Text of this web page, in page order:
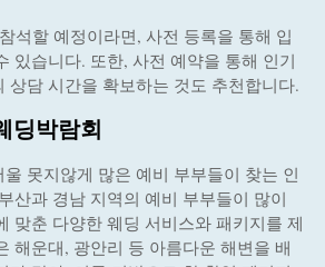
석할 예정이라면, 사전 등록을 통해 입
있습니다. 또한, 사전 예약을 통해 인기
상담 시간을 확보하는 것도 추천합니다.
딩박람회
못지않게 많은 예비 부부들이 찾는 인
산과 경남 지역의 예비 부부들이 많이
맞춘 다양한 웨딩 서비스와 패키지를 제
해운대, 광안리 등 아름다운 해변을 배